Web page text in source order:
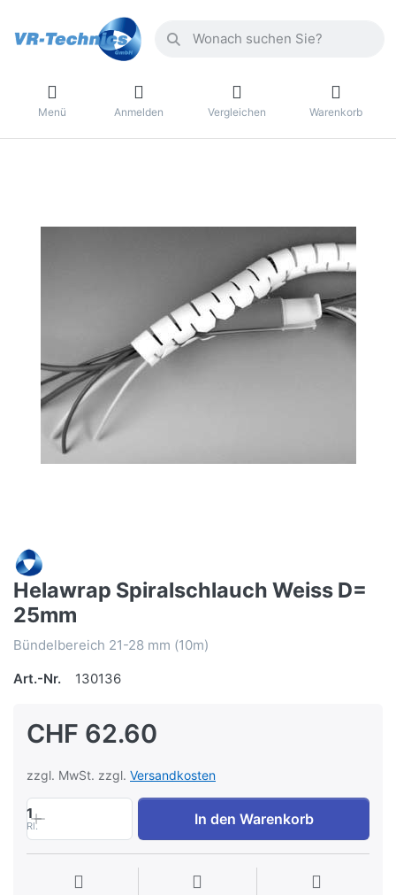
Menü Anmelden Vergleichen Warenkorb
Helawrap Spiralschlauch Weiss D=
25mm
Bündelbereich 21-28 mm (10m)
Art.-Nr.
130136
CHF 62.60
zzgl. MwSt. zzgl. Versandkosten
1
Rl. In den Warenkorb